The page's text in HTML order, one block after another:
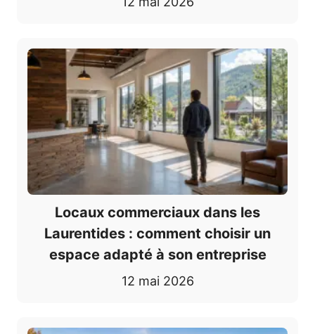
Locaux commerciaux dans les
Laurentides : comment choisir un
espace adapté à son entreprise
12 mai 2026